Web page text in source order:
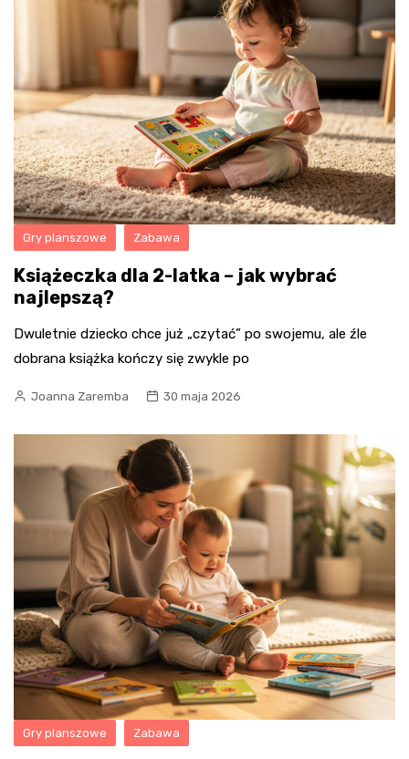
Gry planszowe Zabawa
Książeczka dla 2-latka – jak wybrać
najlepszą?
Dwuletnie dziecko chce już „czytać” po swojemu, ale źle
dobrana książka kończy się zwykle po
Joanna Zaremba 30 maja 2026
Gry planszowe Zabawa